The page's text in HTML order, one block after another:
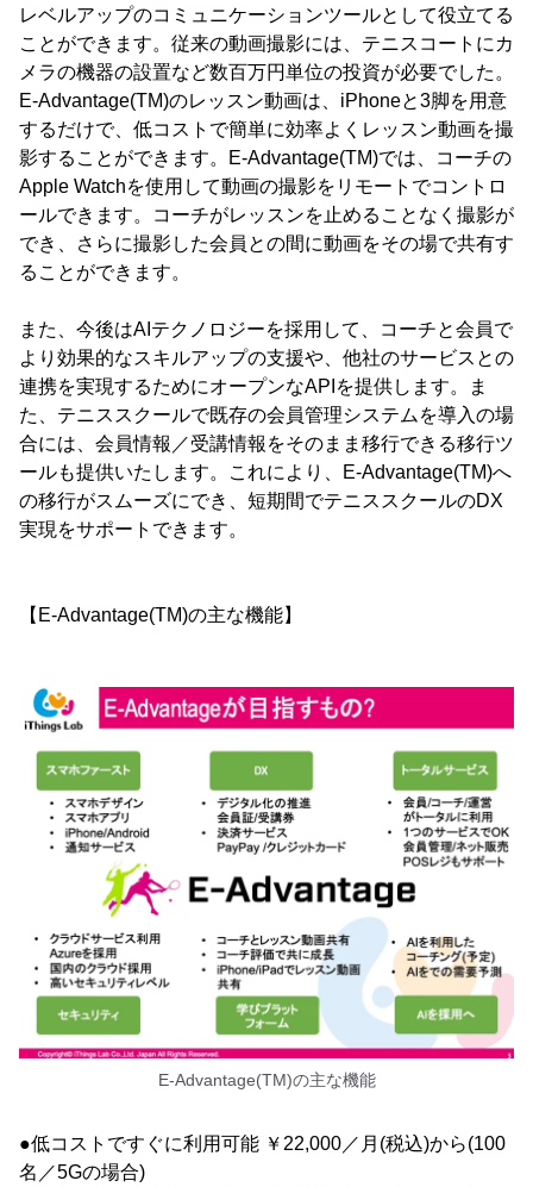
レベルアップのコミュニケーションツールとして役立てる
ことができます。従来の動画撮影には、テニスコートにカ
メラの機器の設置など数百万円単位の投資が必要でした。
E-Advantage(TM)のレッスン動画は、iPhoneと3脚を用意
するだけで、低コストで簡単に効率よくレッスン動画を撮
影することができます。E-Advantage(TM)では、コーチの
Apple Watchを使用して動画の撮影をリモートでコントロ
ールできます。コーチがレッスンを止めることなく撮影が
でき、さらに撮影した会員との間に動画をその場で共有す
ることができます。
また、今後はAIテクノロジーを採用して、コーチと会員で
より効果的なスキルアップの支援や、他社のサービスとの
連携を実現するためにオープンなAPIを提供します。ま
た、テニススクールで既存の会員管理システムを導入の場
合には、会員情報／受講情報をそのまま移行できる移行ツ
ールも提供いたします。これにより、E-Advantage(TM)へ
の移行がスムーズにでき、短期間でテニススクールのDX
実現をサポートできます。
【E-Advantage(TM)の主な機能】
E-Advantage(TM)の主な機能
●低コストですぐに利用可能 ￥22,000／月(税込)から(100
名／5Gの場合)